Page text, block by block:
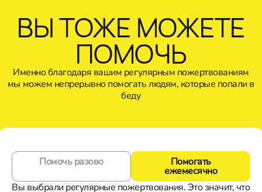
ВЫ ТОЖЕ МОЖЕТЕ
ПОМОЧЬ
Именно благодаря вашим регулярным пожертвованиям
мы можем непрерывно помогать людям, которые попали в
беду
Помочь разово Помогать
ежемесячно
Вы выбрали регулярные пожертвования. Это значит, что